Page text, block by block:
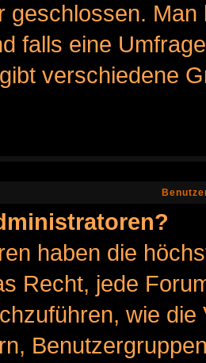
geschlossen.
falls eine
verschiedene
haben die
Recht, jede
wie